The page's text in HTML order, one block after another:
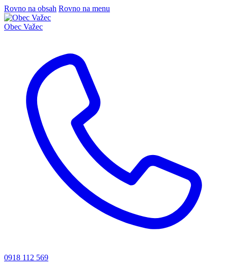
Rovno na obsah Rovno na menu
Obec Važec
0918 112 569